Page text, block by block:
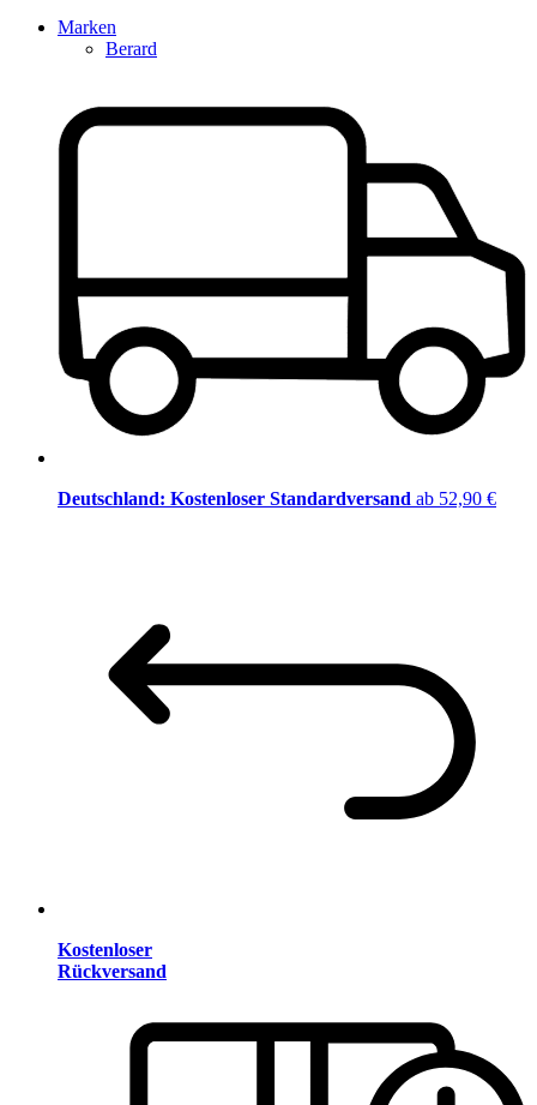
Marken
Berard
Deutschland: Kostenloser Standardversand ab 52,90 €
Kostenloser
Rückversand